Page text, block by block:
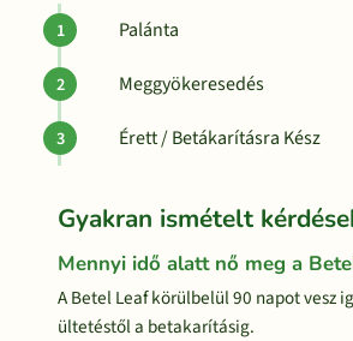
Palánta
Meggyökeresedés
Érett / Betákarításra Kész
Gyakran ismételt
Mennyi idő alatt nő meg a
A Betel Leaf körülbelül 90 napot vesz
ültetéstől a betakarításig.